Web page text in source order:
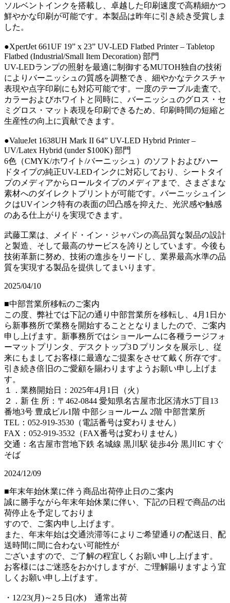
ソルベントインクを搭載し、卓越した印刷速度で高精細かつ
鮮やかな印刷が可能です。本製品は昨年に引き続き受賞しま
した。
●XpertJet 661UF 19” x 23” UV-LED Flatbed Printer – Tabletop
Flatbed (Industrial/Small Item Decoration) 部門
UV-LEDランプの照射を最適に制御するMUTOH独自の技術
によりバーニッシュの質感を調整でき、細やかなテクスチャ
表現や点字印刷にも対応可能です。一度のテーブル走査で、
カラーおよびホワイトと同時に、バーニッシュのグロス・セ
ミグロス・マット表現を印刷できるため、印刷時間の短縮と
生産性の向上に貢献できます。
●ValueJet 1638UH Mark II 64” UV-LED Hybrid Printer –
UV/Latex Hybrid (under $100K) 部門
6色（CMYK/ホワイト/バーニッシュ）のソフトおよびハー
ドタイプの純正UV-LEDインクに対応しており、シートタイ
プのメディアからロールタイプのメディアまで、さまざまな
素材へのダイレクトプリントが可能です。バーニッシュイン
クはUVインク特有の表面の凹凸感を抑えた、光沢感や触感
のある仕上がりを実現できます。
武藤工業は、メイド・イン・ジャパンの高品質な製品の設計
と製造、そして最高のサービスを誇りとしています。今後も
技術革新に努め、技術の進歩をリードし、業界最高水準の品
質を実現する製品を提供してまいります。
2025/04/10
■中部営業所移転のご案内
この度、弊社では下記の通り中部営業所を移転し、4月1日か
ら新事務所で業務を開始することとなりましたので、ご案内
申し上げます。新事務所ではショールームに各種ラージフォ
ーマットプリンタ、デスクトップ3Ｄプリンタを展示し、従
来にもましてお客様に最適なご提案をさせて戴く所存です。
引き続き倍旧のご愛顧を賜わりますようお願い申し上げま
す。
１．業務開始日：2025年4月1日（火）
２．新 住 所：〒462-0844 愛知県名古屋市北区清水5丁目13
番地3号 豊成ビル1階 中部ショールーム 2階 中部営業所
TEL：052-919-3530（電話番号は変わりません）
FAX：052-919-3532（FAX番号は変わりません）
交通：名古屋市営地下鉄 名城線 黒川駅 徒歩4分 黒川IC すぐ
そば
2024/12/09
■年末年始休業に伴う商品出荷停止日のご案内
誠に勝手ながら年末年始休業に伴い、下記の日程で商品の出
荷停止を予定しておりま
すので、ご案内申し上げます。
また、年末年始は交通渋滞等によりご希望通りの配送日、配
送時間に間に合わない可能性が
ございますので、ご了解の程宜しくお願い申し上げます。
お客様にはご迷惑をおかけしますが、ご理解賜りますよう宜
しくお願い申し上げます。
・12/23(月)～2５日(水) 通常出荷